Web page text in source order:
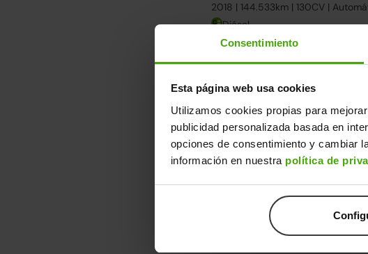
Consentimiento
Esta página web usa cookies
Utilizamos cookies propias para
publicidad personalizada basada en
opciones de consentimiento y cambiar
información en nuestra política de
2018 | 144.533km | 130CV |
Diésel
Ver más Peugeot 5008 SUV
4 ruedas nuevas